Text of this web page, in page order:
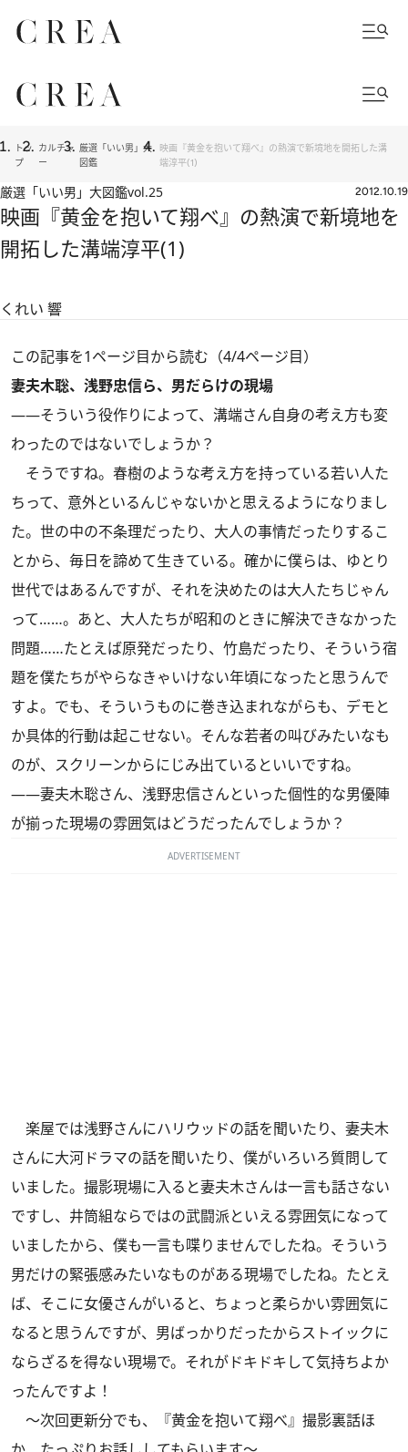
トッ
プ
カルチャ
ー
厳選「いい男」大
図鑑
映画『黄金を抱いて翔べ』の熱演で新境地を開拓した溝
端淳平(1)
厳選「いい男」大図鑑vol.25 2012.10.19
映画『黄金を抱いて翔べ』の熱演で新境地を
開拓した溝端淳平(1)
くれい 響
この記事を1ページ目から読む（4/4ページ目）
妻夫木聡、浅野忠信ら、男だらけの現場
――そういう役作りによって、溝端さん自身の考え方も変
わったのではないでしょうか？
そうですね。春樹のような考え方を持っている若い人た
ちって、意外といるんじゃないかと思えるようになりまし
た。世の中の不条理だったり、大人の事情だったりするこ
とから、毎日を諦めて生きている。確かに僕らは、ゆとり
世代ではあるんですが、それを決めたのは大人たちじゃん
って……。あと、大人たちが昭和のときに解決できなかった
問題……たとえば原発だったり、竹島だったり、そういう宿
題を僕たちがやらなきゃいけない年頃になったと思うんで
すよ。でも、そういうものに巻き込まれながらも、デモと
か具体的行動は起こせない。そんな若者の叫びみたいなも
のが、スクリーンからにじみ出ているといいですね。
――妻夫木聡さん、浅野忠信さんといった個性的な男優陣
が揃った現場の雰囲気はどうだったんでしょうか？
ADVERTISEMENT
楽屋では浅野さんにハリウッドの話を聞いたり、妻夫木
さんに大河ドラマの話を聞いたり、僕がいろいろ質問して
いました。撮影現場に入ると妻夫木さんは一言も話さない
ですし、井筒組ならではの武闘派といえる雰囲気になって
いましたから、僕も一言も喋りませんでしたね。そういう
男だけの緊張感みたいなものがある現場でしたね。たとえ
ば、そこに女優さんがいると、ちょっと柔らかい雰囲気に
なると思うんですが、男ばっかりだったからストイックに
ならざるを得ない現場で。それがドキドキして気持ちよか
ったんですよ！
～次回更新分でも、『黄金を抱いて翔べ』撮影裏話ほ